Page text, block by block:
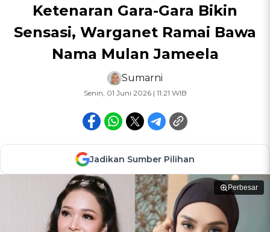
Ketenaran Gara-Gara Bikin
Sensasi, Warganet Ramai Bawa
Nama Mulan Jameela
Sumarni
Senin, 01 Juni 2026 | 11:21 WIB
Jadikan Sumber Pilihan
Perbesar